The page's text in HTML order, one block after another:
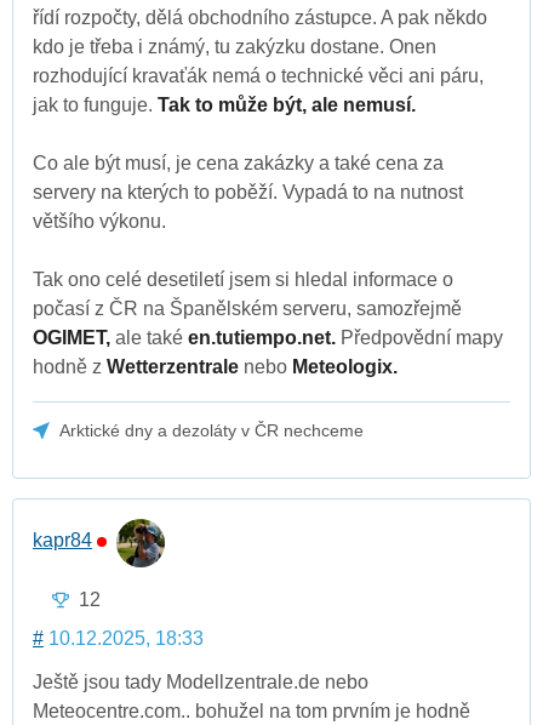
řídí rozpočty, dělá obchodního zástupce. A pak někdo
kdo je třeba i známý, tu zakýzku dostane. Onen
rozhodující kravaťák nemá o technické věci ani páru,
jak to funguje. Tak to může být, ale nemusí.
Co ale být musí, je cena zakázky a také cena za
servery na kterých to poběží. Vypadá to na nutnost
většího výkonu.
Tak ono celé desetiletí jsem si hledal informace o
počasí z ČR na Španělském serveru, samozřejmě
OGIMET, ale také en.tutiempo.net. Předpovědní mapy
hodně z Wetterzentrale nebo Meteologix.
Arktické dny a dezoláty v ČR nechceme
kapr84
12
# 10.12.2025, 18:33
Ještě jsou tady Modellzentrale.de nebo
Meteocentre.com.. bohužel na tom prvním je hodně